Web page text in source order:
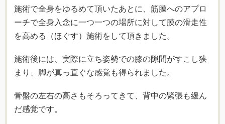
施術で全身をゆるめて頂いたあとに、筋膜へのアプロ
ーチで全身入念に一つ一つの場所に対して膜の滑走性
を高める（ほぐす）施術をして頂きました。
施術後には、実際に立ち姿勢での膝の隙間がすこし狭
まり、脚が真っ直ぐな感覚も得られました。
骨盤の左右の高さもそろってきて、背中の緊張も緩ん
だ感覚です。